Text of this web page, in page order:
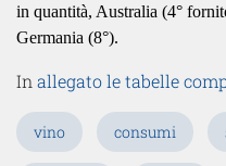
in quantità, Australia (4°
Germania (8°).
In allegato le tabelle
vino consumi